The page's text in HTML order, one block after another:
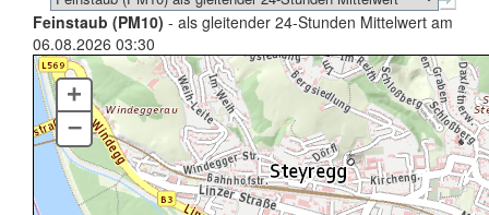
Feinstaub (PM10) - als gleitender 24-Stunden Mittelwert am
06.08.2026 03:30
+
–